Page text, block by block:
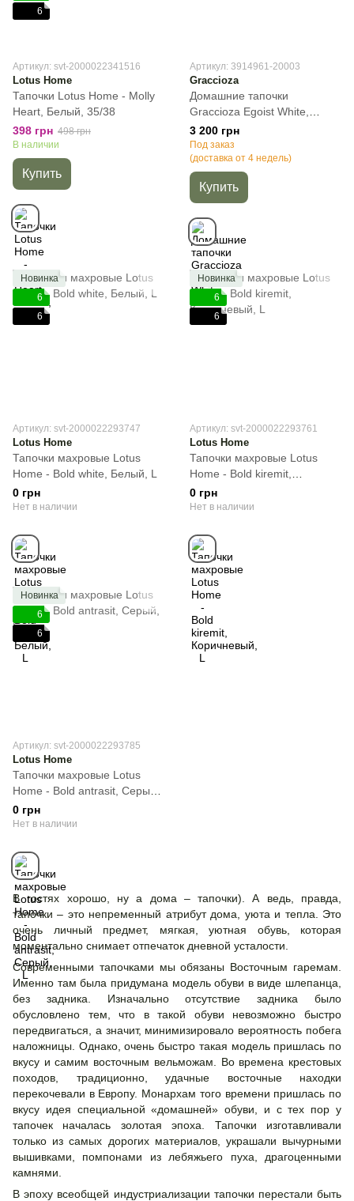
6
Артикул: svt-2000022341516
Lotus Home
Тапочки Lotus Home - Molly
Heart, Белый, 35/38
398 грн 498 грн
В наличии
Купить
Артикул: 3914961-20003
Graccioza
Домашние тапочки
Graccioza Egoist White,
Белый, 42-43
3 200 грн
Под заказ
(доставка от 4 недель)
Купить
Новинка
6
6
Артикул: svt-2000022293747
Lotus Home
Тапочки махровые Lotus
Home - Bold white, Белый, L
0 грн
Нет в наличии
Новинка
6
6
Артикул: svt-2000022293761
Lotus Home
Тапочки махровые Lotus
Home - Bold kiremit,
Коричневый, L
0 грн
Нет в наличии
Новинка
6
6
Артикул: svt-2000022293785
Lotus Home
Тапочки махровые Lotus
Home - Bold antrasit, Cерый,
L
0 грн
Нет в наличии
В гостях хорошо, ну а дома – тапочки). А ведь, правда,
тапочки – это непременный атрибут дома, уюта и тепла. Это
очень личный предмет, мягкая, уютная обувь, которая
моментально снимает отпечаток дневной усталости.
Современными тапочками мы обязаны Восточным гаремам.
Именно там была придумана модель обуви в виде шлепанца,
без задника. Изначально отсутствие задника было
обусловлено тем, что в такой обуви невозможно быстро
передвигаться, а значит, минимизировало вероятность побега
наложницы. Однако, очень быстро такая модель пришлась по
вкусу и самим восточным вельможам. Во времена крестовых
походов, традиционно, удачные восточные находки
перекочевали в Европу. Монархам того времени пришлась по
вкусу идея специальной «домашней» обуви, и с тех пор у
тапочек началась золотая эпоха. Тапочки изготавливали
только из самых дорогих материалов, украшали вычурными
вышивками, помпонами из лебяжьего пуха, драгоценными
камнями.
В эпоху всеобщей индустриализации тапочки перестали быть